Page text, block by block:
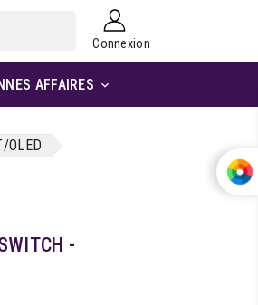
Connexion
AFFAIRES 
OLED
-